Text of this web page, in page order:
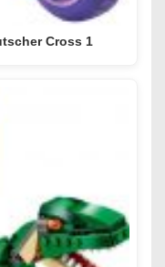
Cross 1